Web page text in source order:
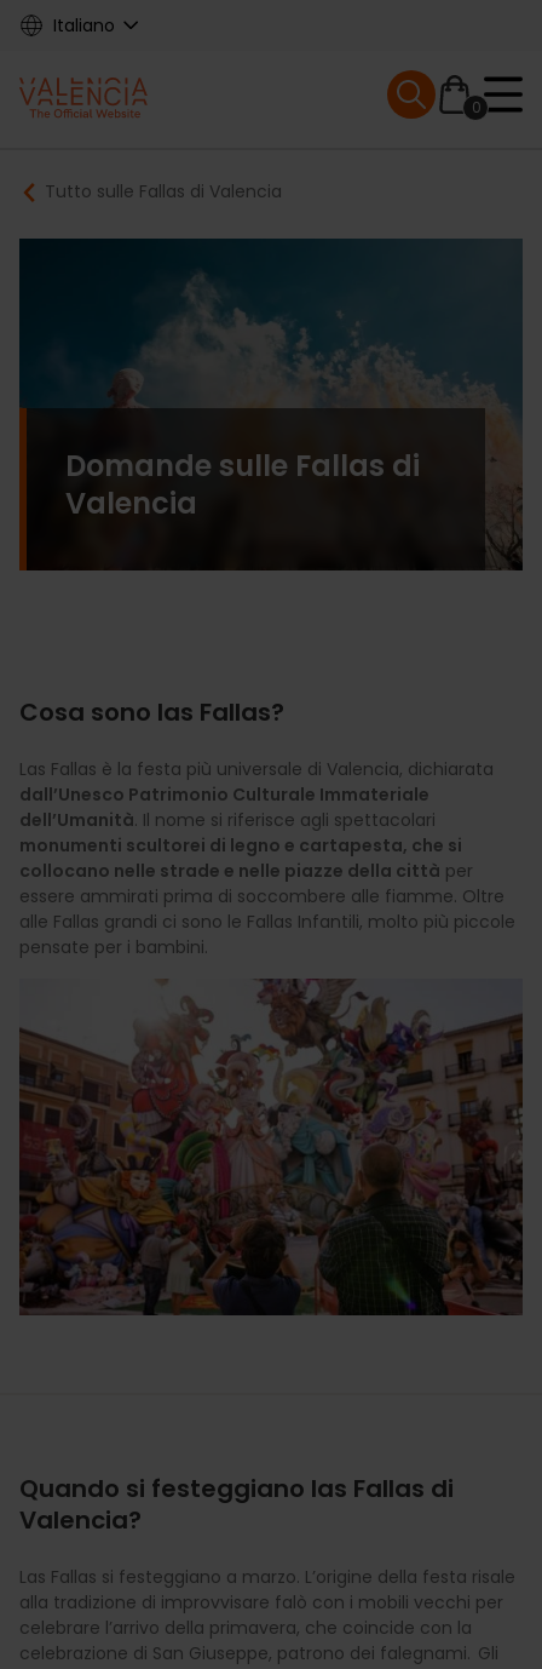
Skip
content
Italiano
Main
navigation
0
Mobile menu
Breadcrumb
Tutto sulle Fallas di Valencia
Domande sulle Fallas di
Valencia
Cosa sono las Fallas?
Las Fallas è la festa più universale di Valencia, dichiarata
dall’Unesco Patrimonio Culturale Immateriale
dell’Umanità. Il nome si riferisce agli spettacolari
monumenti scultorei di legno e cartapesta, che si
collocano nelle strade e nelle piazze della città per
essere ammirati prima di soccombere alle fiamme. Oltre
alle Fallas grandi ci sono le Fallas Infantili, molto più piccole
pensate per i bambini.
Quando si festeggiano las Fallas di
Valencia?
Las Fallas si festeggiano a marzo. L’origine della festa risale
alla tradizione di improvvisare falò con i mobili vecchi per
celebrare l’arrivo della primavera, che coincide con la
celebrazione di San Giuseppe, patrono dei falegnami. Gli